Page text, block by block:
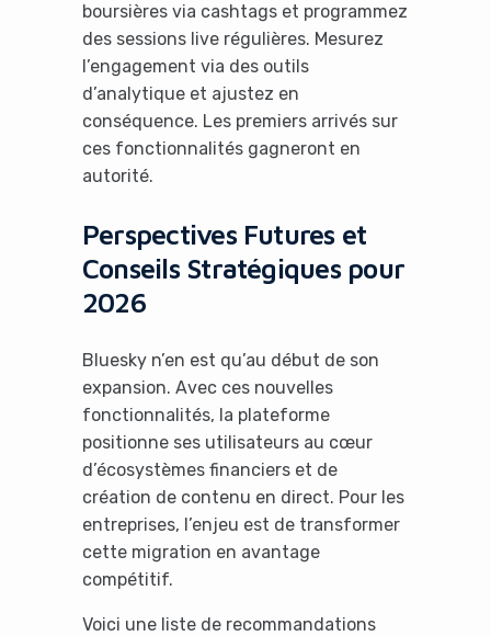
boursières via cashtags et programmez
des sessions live régulières. Mesurez
l’engagement via des outils
d’analytique et ajustez en
conséquence. Les premiers arrivés sur
ces fonctionnalités gagneront en
autorité.
Perspectives Futures et
Conseils Stratégiques pour
2026
Bluesky n’en est qu’au début de son
expansion. Avec ces nouvelles
fonctionnalités, la plateforme
positionne ses utilisateurs au cœur
d’écosystèmes financiers et de
création de contenu en direct. Pour les
entreprises, l’enjeu est de transformer
cette migration en avantage
compétitif.
Voici une liste de recommandations
It looks like you're
Yes, I will turn off Ad-Blocker